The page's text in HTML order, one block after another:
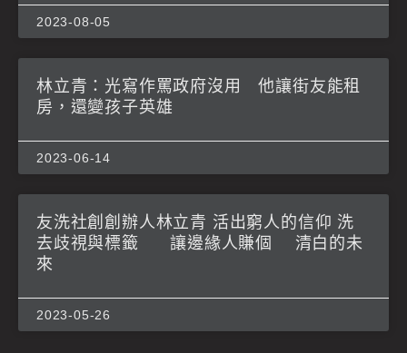
2023-08-05
林立青：光寫作罵政府沒用 他讓街友能租
房，還變孩子英雄
2023-06-14
友洗社創創辦人林立青 活出窮人的信仰 洗
去歧視與標籤 讓邊緣人賺個 清白的未
來
2023-05-26